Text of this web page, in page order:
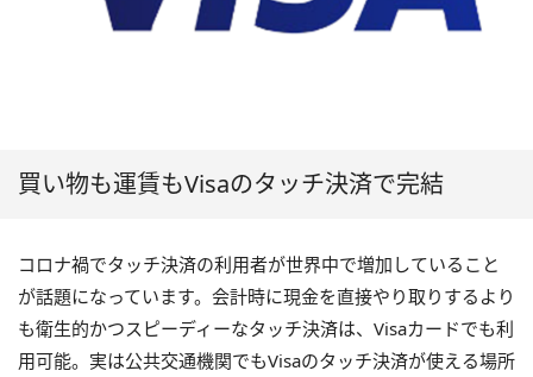
買い物も運賃もVisaのタッチ決済で完結
コロナ禍でタッチ決済の利用者が世界中で増加していること
が話題になっています。会計時に現金を直接やり取りするより
も衛生的かつスピーディーなタッチ決済は、Visaカードでも利
用可能。実は公共交通機関でもVisaのタッチ決済が使える場所